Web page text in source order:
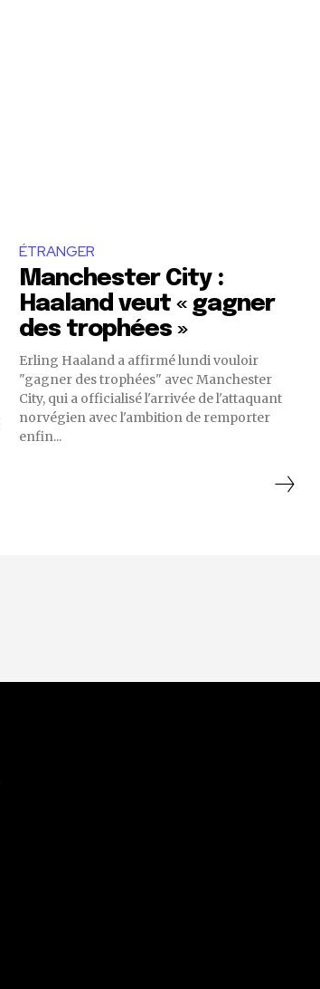
ÉTRANGER
Manchester City :
Haaland veut « gagner
des trophées »
Erling Haaland a affirmé lundi vouloir
"gagner des trophées" avec Manchester
City, qui a officialisé l'arrivée de l'attaquant
norvégien avec l'ambition de remporter
enfin...